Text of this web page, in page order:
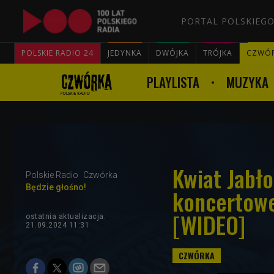
PORTAL
POLSKIE RADIO 24 JEDYNKA DWÓJKA TRÓJKA
PLAYLISTA MUZYKA
Polskie Radio
Czwórka
Będzie głośno!
Kwiat
[WIDEO]
ostatnia aktualizacja:
21.09.2024 11:31